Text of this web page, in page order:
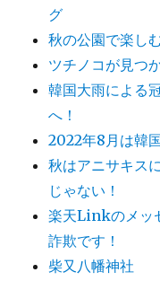
グ
秋の公園で楽し
ツチノコが見つ
韓国大雨による
へ！
2022年8月は韓
秋はアニサキス
じゃない！
楽天Linkのメッ
詐欺です！
柴又八幡神社